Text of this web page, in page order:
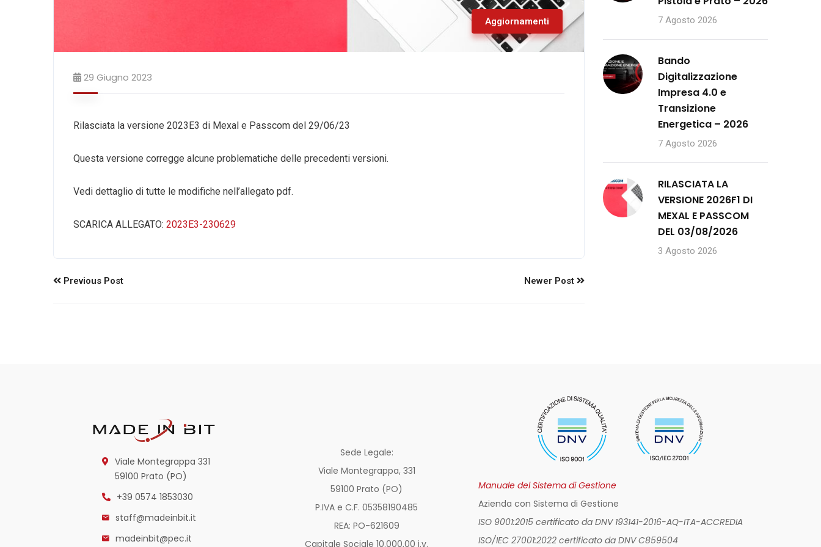
Aggiornamenti
29 Giugno 2023
Rilasciata la versione 2023E3 di Mexal e Passcom del 29/06/23
Questa versione corregge alcune problematiche delle precedenti versioni.
Vedi dettaglio di tutte le modifiche nell’allegato pdf.
SCARICA ALLEGATO: 2023E3-230629
Previous Post Newer Post
7 Agosto 2026
Bando
Digitalizzazione
Impresa 4.0 e
Transizione
Energetica – 2026
7 Agosto 2026
RILASCIATA LA
VERSIONE 2026F1 DI
MEXAL E PASSCOM
DEL 03/08/2026
3 Agosto 2026
Viale Montegrappa 331
59100 Prato (PO)
+39 0574 1853030
staff@madeinbit.it
madeinbit@pec.it
Sede Legale:
Viale Montegrappa, 331
59100 Prato (PO)
P.IVA e C.F. 05358190485
REA: PO-621609
Capitale Sociale 10.000,00 i.v.
Manuale del Sistema di Gestione
Azienda con Sistema di Gestione
ISO 9001:2015 certificato da DNV 193141-2016-AQ-ITA-ACCREDIA
ISO/IEC 27001:2022 certificato da DNV C859504